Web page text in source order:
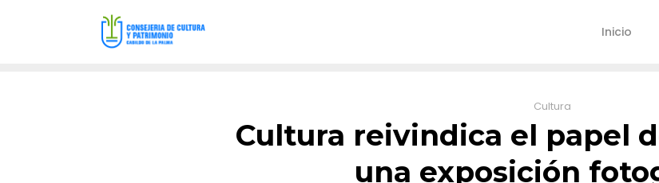
Inicio
Cultura
Cultura reivindica el papel
una exposición